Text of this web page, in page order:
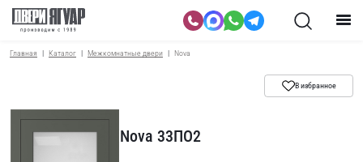
Главная Каталог Межкомнатные двери Nova
В избранное
Nova 33ПО2